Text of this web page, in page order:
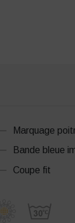
Marquage
Bande bleue
Coupe fit